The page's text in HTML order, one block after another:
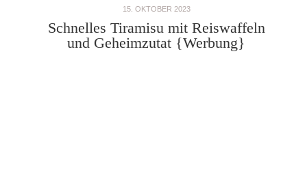
15. OKTOBER 2023
Schnelles Tiramisu mit Reiswaffeln
und Geheimzutat {Werbung}